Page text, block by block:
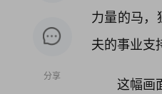
分享
力量的马
夫的事业支
这幅画